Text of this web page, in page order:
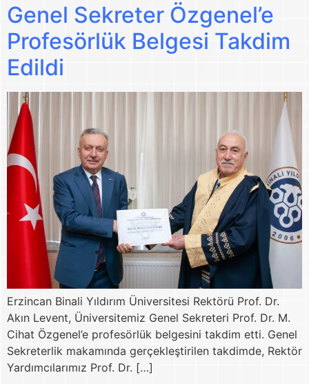
Genel Sekreter Özgenel’e
Profesörlük Belgesi Takdim
Edildi
Erzincan Binali Yıldırım Üniversitesi Rektörü Prof. Dr.
Akın Levent, Üniversitemiz Genel Sekreteri Prof. Dr. M.
Cihat Özgenel’e profesörlük belgesini takdim etti. Genel
Sekreterlik makamında gerçekleştirilen takdimde, Rektör
Yardımcılarımız Prof. Dr. […]